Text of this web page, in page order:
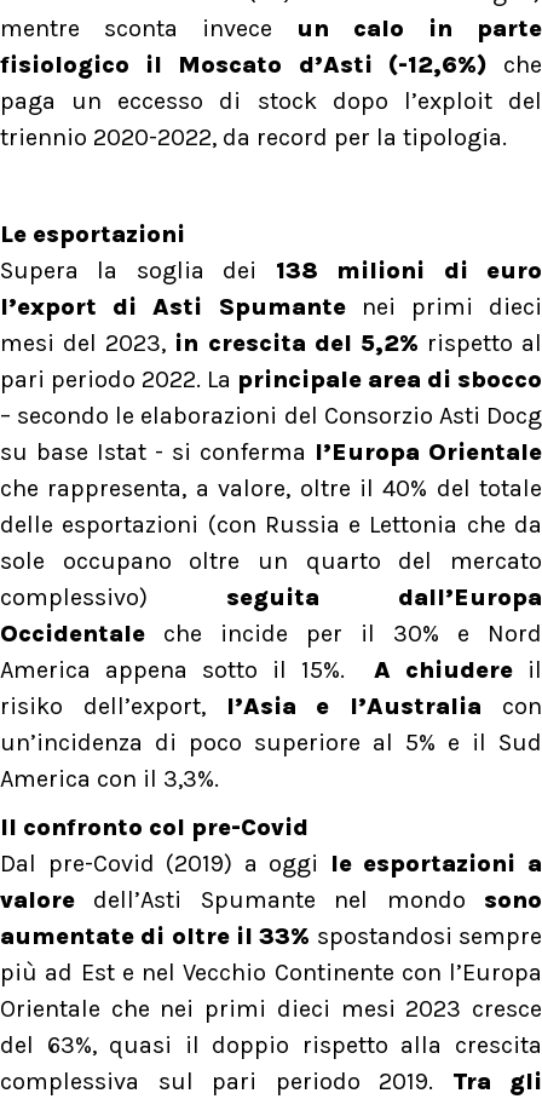
mentre sconta invece un calo in parte
fisiologico il Moscato d’Asti (-12,6%) che
paga un eccesso di stock dopo l’exploit del
triennio 2020-2022, da record per la tipologia.
Le esportazioni
Supera la soglia dei 138 milioni di euro
l’export di Asti Spumantenei primi dieci
mesi del 2023, in crescita del 5,2% rispetto al
pari periodo 2022. La principale area di sbocco
– secondo le elaborazioni del Consorzio Asti Docg
su base Istat - si conferma l’Europa Orientale
che rappresenta, a valore, oltre il 40% del totale
delle esportazioni (con Russia e Lettonia che da
sole occupano oltre un quarto del mercato
complessivo) seguita dall’Europa
Occidentale che incide per il 30% e Nord
America appena sotto il 15%. A chiudere il
risiko dell’export,
l’Asia e l’Australia con
un’incidenza di poco superiore al 5% e il Sud
America con il 3,3%.
Il confronto col pre-Covid
Dal pre-Covid (2019) a oggi le esportazioni a
valore dell’Asti Spumante nel mondo sono
aumentate di oltre il 33% spostandosi sempre
più ad Est e nel Vecchio Continente con l’Europa
Orientale che nei primi dieci mesi 2023 cresce
del 63%, quasi il doppio rispetto alla crescita
complessiva sul pari periodo 2019. Tra gli